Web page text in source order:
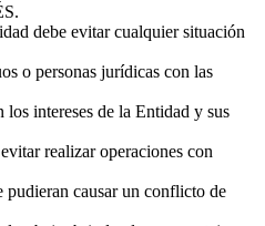
debe evitar cualquier situación
o personas jurídicas con las
intereses de la Entidad y sus
realizar operaciones con
pudieran causar un conflicto de